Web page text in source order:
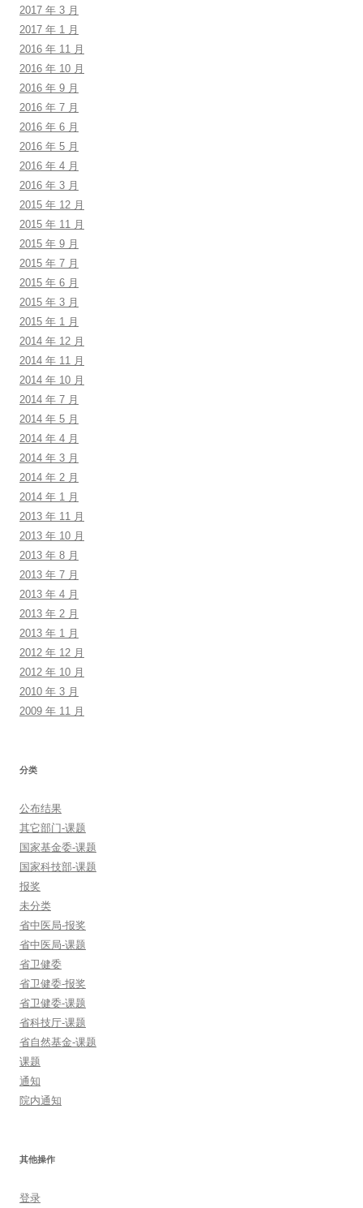
2017 年 3 月
2017 年 1 月
2016 年 11 月
2016 年 10 月
2016 年 9 月
2016 年 7 月
2016 年 6 月
2016 年 5 月
2016 年 4 月
2016 年 3 月
2015 年 12 月
2015 年 11 月
2015 年 9 月
2015 年 7 月
2015 年 6 月
2015 年 3 月
2015 年 1 月
2014 年 12 月
2014 年 11 月
2014 年 10 月
2014 年 7 月
2014 年 5 月
2014 年 4 月
2014 年 3 月
2014 年 2 月
2014 年 1 月
2013 年 11 月
2013 年 10 月
2013 年 8 月
2013 年 7 月
2013 年 4 月
2013 年 2 月
2013 年 1 月
2012 年 12 月
2012 年 10 月
2010 年 3 月
2009 年 11 月
分类
公布结果
其它部门-课题
国家基金委-课题
国家科技部-课题
报奖
未分类
省中医局-报奖
省中医局-课题
省卫健委
省卫健委-报奖
省卫健委-课题
省科技厅-课题
省自然基金-课题
课题
通知
院内通知
其他操作
登录